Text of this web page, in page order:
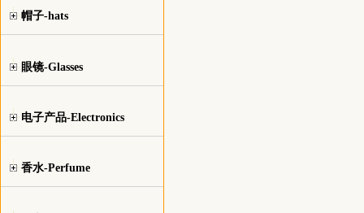
帽子-hats
眼镜-Glasses
电子产品-Electronics
香水-Perfume